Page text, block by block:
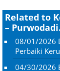
Related to
– Purwodadi.
08/01/2026
Perbaiki
04/30/2026